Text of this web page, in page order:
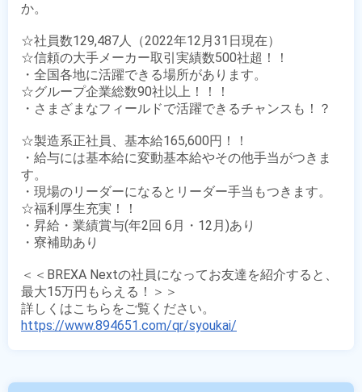
か。
☆社員数129,487人（2022年12月31日現在）
☆信頼の大手メーカー取引実績数500社超！！
・全国各地に活躍できる場所があります。
☆グループ企業総数90社以上！！！
・さまざまなフィールドで活躍できるチャンスも！？
☆製造系正社員、基本給165,600円！！
・給与には基本給に変動基本給やその他手当がつきま
す。
・現場のリーダーになるとリーダー手当もつきます。
☆福利厚生充実！！
・昇給・業績賞与(年2回 6月・12月)あり
・寮補助あり
＜＜BREXA Nextの社員になってお友達を紹介すると、
最大15万円もらえる！＞＞
https://www.894651.com/qr/syoukai/